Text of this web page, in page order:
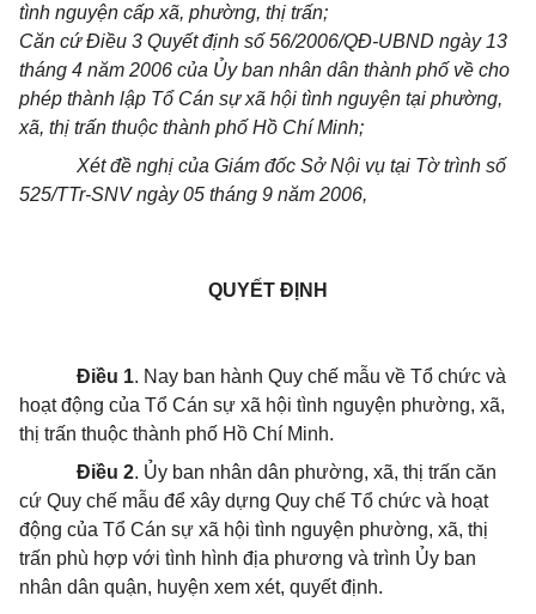
tình nguyện cấp xã, phường, thị trấn;
Căn cứ Điều 3 Quyết định số 56/2006/QĐ-UBND ngày 13
tháng 4 năm 2006 của Ủy ban nhân dân thành phố về cho
phép thành lập Tổ Cán sự xã hội tình nguyện tại phường,
xã, thị trấn thuộc thành phố Hồ Chí Minh;
Xét đề nghị của Giám đốc Sở Nội vụ tại Tờ trình số
525/TTr-SNV ngày 05 tháng 9 năm 2006,
QUYẾT ĐỊNH
Điều 1. Nay ban hành Quy chế mẫu về Tổ chức và
hoạt động của Tổ Cán sự xã hội tình nguyện phường, xã,
thị trấn thuộc thành phố Hồ Chí Minh.
Điều 2. Ủy ban nhân dân phường, xã, thị trấn căn
cứ Quy chế mẫu để xây dựng Quy chế Tổ chức và hoạt
động của Tổ Cán sự xã hội tình nguyện phường, xã, thị
trấn phù hợp với tình hình địa phương và trình Ủy ban
nhân dân quận, huyện xem xét, quyết định.